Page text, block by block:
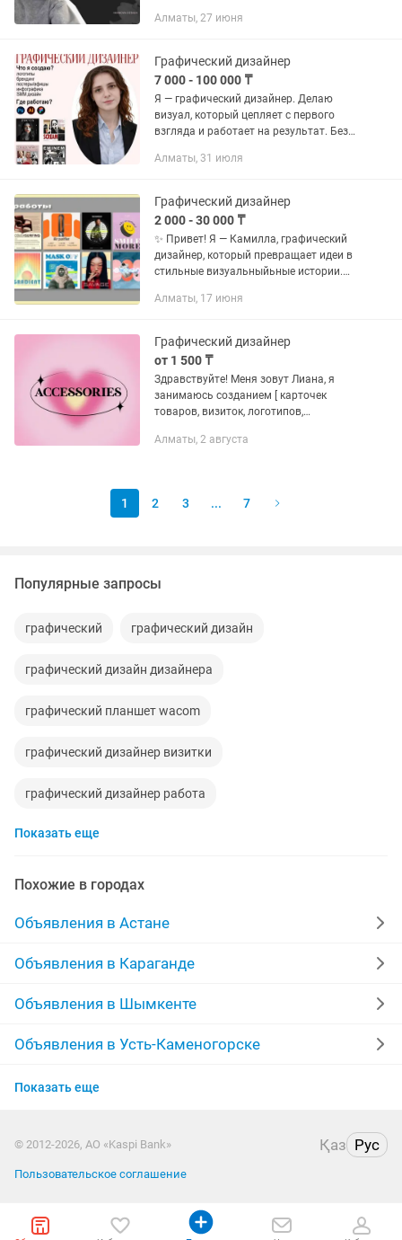
Баннеры для соцсетей и наружной
коммерческие...
Алматы, 27 июня
Графический дизайнер
7 000 - 100 000 ₸
Я — графический дизайнер. Делаю
визуал, который цепляет с первого
взгляда и работает на результат. Без
чистый дизайн, смысл и аккуратная
Алматы, 31 июля
Графический дизайнер
2 000 - 30 000 ₸
✨ Привет! Я — Камилла, графический
дизайнер, который превращает идеи в
стильные визуальныйьные истории.
современно, аккуратно и
Алматы, 17 июня
Графический дизайнер
от 1 500 ₸
Здравствуйте! Меня зовут Лиана, я
занимаюсь созданием [ карточек
товаров, визиток, логотипов,
Возможно вам будут интересны мои
Алматы, 2 августа
1 2 3 ... 7
Популярные запросы
графический графический дизайн
графический дизайн дизайнера
графический планшет wacom
графический дизайнер визитки
графический дизайнер работа
графический дизайнер веб
обучение графический дизайнер
разработка логотипа графический
логотипы графический
Показать еще
Похожие в городах
Объявления в Астане
Объявления в Караганде
Объявления в Шымкенте
Объявления в Усть-Каменогорске
Объявления в Актобе
Объявления в Таразе
Объявления в Павлодаре
Показать еще
© 2012-2026, АО «Kaspi Bank» Қаз Рус
Пользовательское соглашение